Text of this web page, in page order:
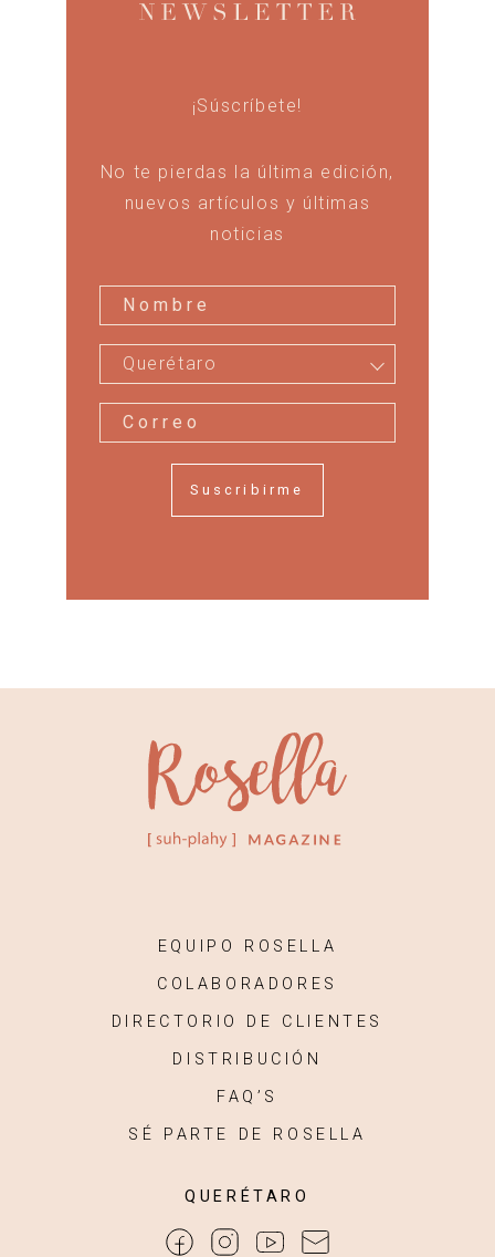
¡Súscríbete!
No te pierdas la última edición,
nuevos artículos y últimas
noticias
Querétaro
Suscribirme
EQUIPO ROSELLA
COLABORADORES
DIRECTORIO DE CLIENTES
DISTRIBUCIÓN
FAQ’S
SÉ PARTE DE ROSELLA
QUERÉTARO